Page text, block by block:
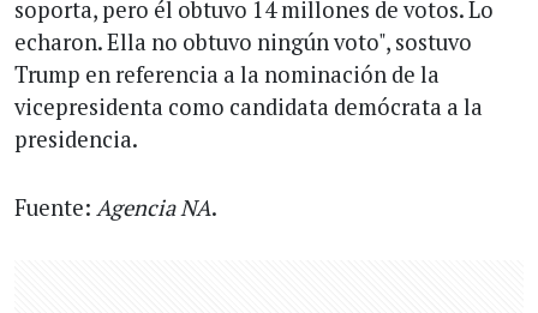
soporta, pero él obtuvo 14 millones de votos. Lo
echaron. Ella no obtuvo ningún voto", sostuvo
Trump en referencia a la nominación de la
vicepresidenta como candidata demócrata a la
presidencia.
Fuente: Agencia NA.